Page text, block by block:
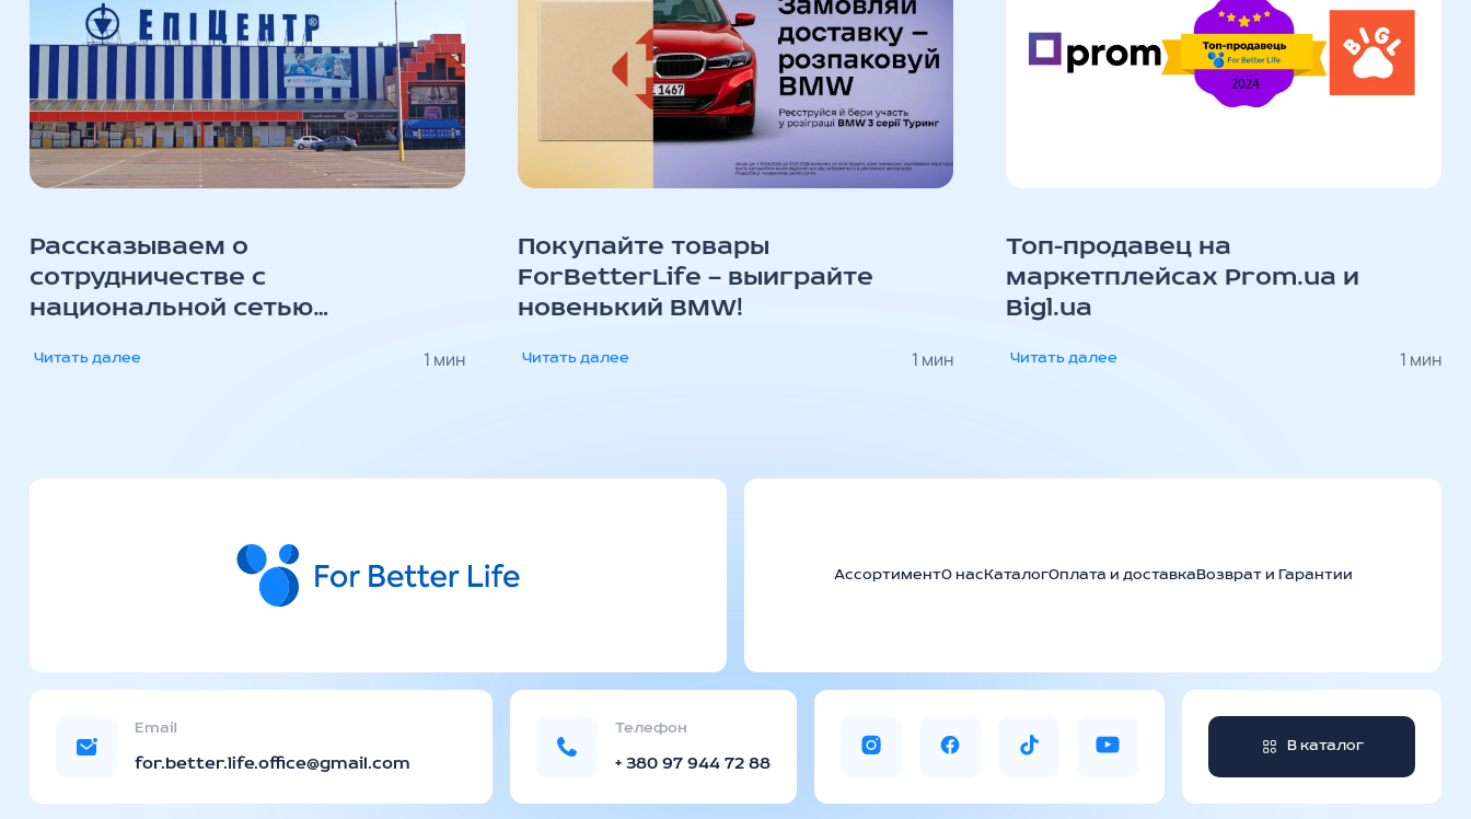
Рассказываем о
сотрудничестве с
национальной сетью
Читать далее 1 мин
Покупайте товары
ForBetterLife — выиграйте
новенький BMW!
Читать далее 1 мин
Топ-продавец на
маркетплейсах Prom.ua и
Bigl.ua
Читать далее 1 мин
АссортиментО насКаталогОплата и доставкаВозврат и Гарантии
Email
for.better.life.office@gmail.com
Телефон
+ 380 97 944 72 88
В каталог